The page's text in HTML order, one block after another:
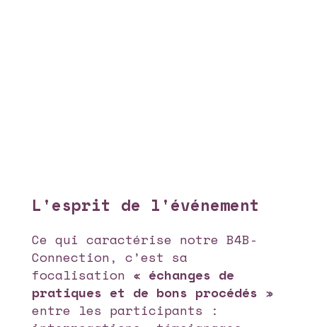
L'esprit de l'événement
Ce qui caractérise notre B4B-
Connection, c’est sa
focalisation « échanges de
pratiques et de bons procédés »
entre les participants :